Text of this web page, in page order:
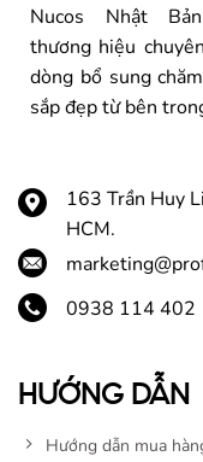
Nucos Nhật
thương hiệu
dòng bổ sung
sắp đẹp từ bên
163 Trần Huy
HCM.
0938 114 402
HƯỚNG DẪN
Hướng dẫn mua